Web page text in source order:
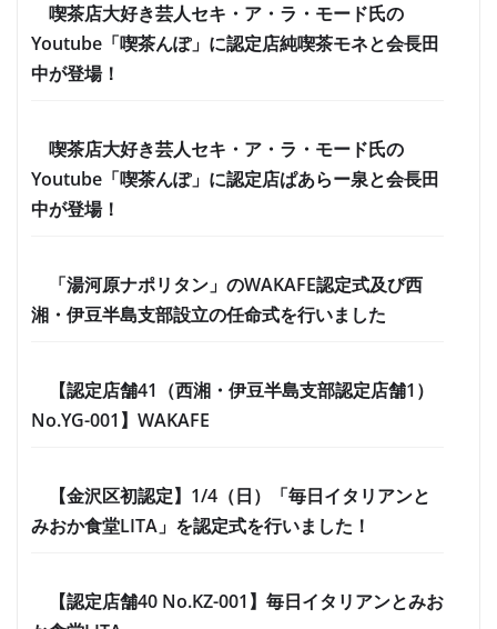
喫茶店大好き芸人セキ・ア・ラ・モード氏の
Youtube「喫茶んぽ」に認定店純喫茶モネと会長田
中が登場！
喫茶店大好き芸人セキ・ア・ラ・モード氏の
Youtube「喫茶んぽ」に認定店ぱあらー泉と会長田
中が登場！
「湯河原ナポリタン」のWAKAFE認定式及び西
湘・伊豆半島支部設立の任命式を行いました
【認定店舗41（西湘・伊豆半島支部認定店舗1）
No.YG-001】WAKAFE
【金沢区初認定】1/4（日）「毎日イタリアンと
みおか食堂LITA」を認定式を行いました！
【認定店舗40 No.KZ-001】毎日イタリアンとみお